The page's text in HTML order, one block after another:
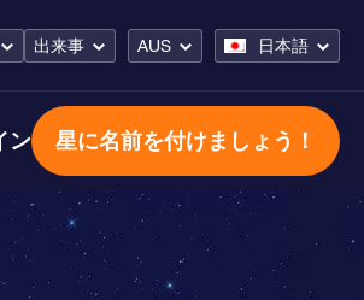
出来事 AUS 日本語
ン 星に名前を付けましょう！